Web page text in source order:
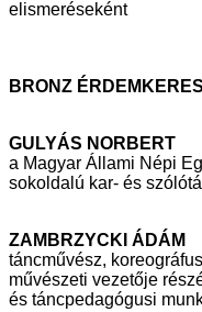
elismeréseként
BRONZ
GULYÁS NORBERT
a Magyar Állami Népi
sokoldalú kar- és
ZAMBRZYCKI ÁDÁM
táncművész,
művészeti vezetője
és táncpedagógusi